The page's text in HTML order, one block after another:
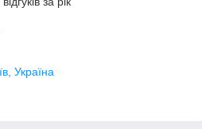
Україна